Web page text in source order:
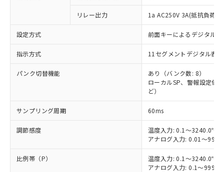
リレー出力 1a AC250V 3A(抵抗負荷)
設定方式 前面キーによるデジタル設
指示方式 11セグメントデジタル表
パンク切替機能
あり（バンク数: 8）
ローカルSP、警報設定値
ど）
サンプリング周期 60ms
調節感度
温度入力: 0.1～3240.0℃/
アナログ入力: 0.01～
比例帯（P）
温度入力: 0.1～3240.0℃/
アナログ入力: 0.1～